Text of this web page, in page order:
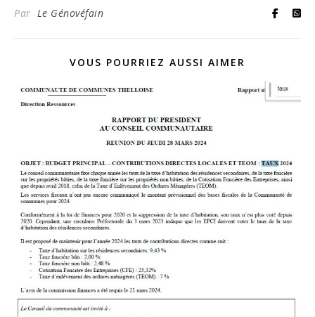
Par Le Génovéfain
VOUS POURRIEZ AUSSI AIMER